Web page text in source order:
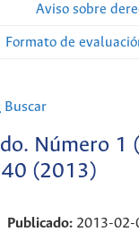
Aviso sobre
Formato de
Buscar
Número 1
(2013)
Publicado: 2013-02-